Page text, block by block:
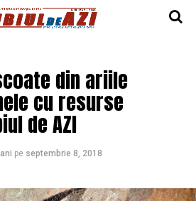
din ariile
cu resurse
de AZI
pe septembrie 8, 2018